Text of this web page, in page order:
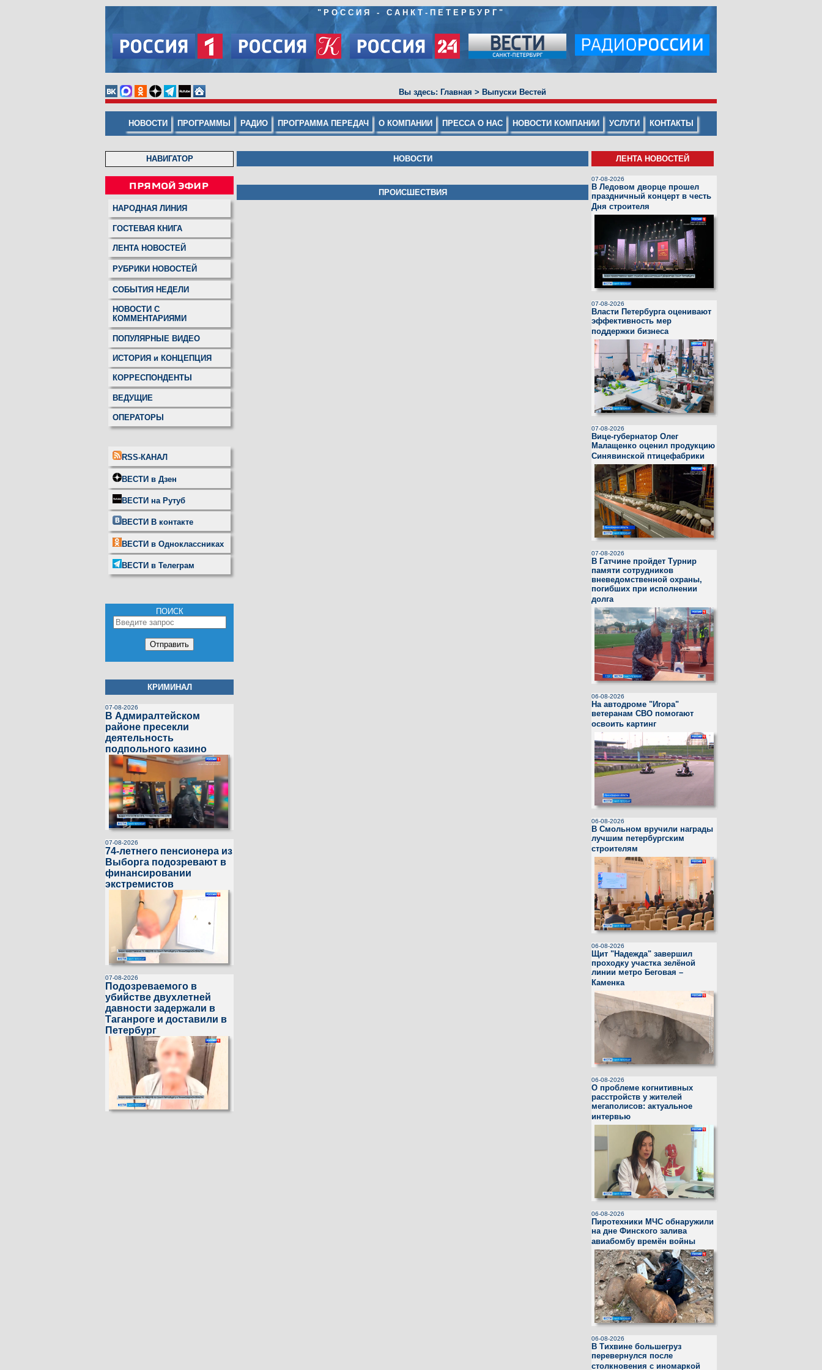
" РОССИЯ - САНКТ-ПЕТЕРБУРГ "
Вы здесь: Главная > Выпуски Вестей
НОВОСТИ ПРОГРАММЫ РАДИО ПРОГРАММА ПЕРЕДАЧ О КОМПАНИИ ПРЕССА О НАС НОВОСТИ КОМПАНИИ УСЛУГИ КОНТАКТЫ
НАВИГАТОР
НАРОДНАЯ ЛИНИЯ
ГОСТЕВАЯ КНИГА
ЛЕНТА НОВОСТЕЙ
РУБРИКИ НОВОСТЕЙ
СОБЫТИЯ НЕДЕЛИ
НОВОСТИ С
КОММЕНТАРИЯМИ
ПОПУЛЯРНЫЕ ВИДЕО
ИСТОРИЯ и КОНЦЕПЦИЯ
КОРРЕСПОНДЕНТЫ
ВЕДУЩИЕ
ОПЕРАТОРЫ
RSS-КАНАЛ
ВЕСТИ в Дзен
ВЕСТИ на Рутуб
ВЕСТИ В контакте
ВЕСТИ в Одноклассниках
ВЕСТИ в Телеграм
ПОИСК
КРИМИНАЛ
07-08-2026
В Адмиралтейском
районе пресекли
деятельность
подпольного казино
07-08-2026
74-летнего пенсионера из
Выборга подозревают в
финансировании
экстремистов
07-08-2026
Подозреваемого в
убийстве двухлетней
давности задержали в
Таганроге и доставили в
Петербург
НОВОСТИ
ПРОИСШЕСТВИЯ
ЛЕНТА НОВОСТЕЙ
07-08-2026
В Ледовом дворце прошел
праздничный концерт в честь
Дня строителя
07-08-2026
Власти Петербурга оценивают
эффективность мер
поддержки бизнеса
07-08-2026
Вице-губернатор Олег
Малащенко оценил продукцию
Синявинской птицефабрики
07-08-2026
В Гатчине пройдет Турнир
памяти сотрудников
вневедомственной охраны,
погибших при исполнении
долга
06-08-2026
На автодроме "Игора"
ветеранам СВО помогают
освоить картинг
06-08-2026
В Смольном вручили награды
лучшим петербургским
строителям
06-08-2026
Щит "Надежда" завершил
проходку участка зелёной
линии метро Беговая –
Каменка
06-08-2026
О проблеме когнитивных
расстройств у жителей
мегаполисов: актуальное
интервью
06-08-2026
Пиротехники МЧС обнаружили
на дне Финского залива
авиабомбу времён войны
06-08-2026
В Тихвине большегруз
перевернулся после
столкновения с иномаркой